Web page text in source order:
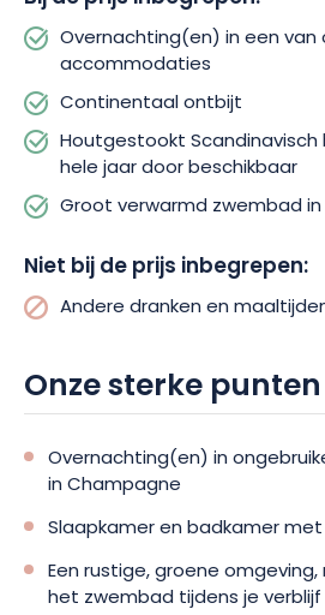
platteland in alle vrijheid te verkennen.
La Réserve de l’Aube belichaamt een
meer authentieke manier van reizen.
deze meeslepende ervaring en boek
zeldzaam uitje dicht bij de natuur.
Overnachting(en) in een van
accommodaties
Continentaal ontbijt
Houtgestookt
hele jaar door beschikbaar
Groot verwarmd zwembad
Niet bij de prijs inbegrepen:
Andere dranken en
Onze sterke punten
Overnachting(en) in
in Champagne
Slaapkamer en badkamer
Een rustige, groene
het zwembad tijdens je verblijf